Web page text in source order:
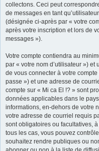
collectons. Ceci peut
de messages en tant
(désignée ci-après par « votre
après votre inscription et lors de
messages »).
Votre compte contiendra au
par « votre nom d’utilisateur »)
de vous connecter à votre
passe ») et une adresse de
compte sur « Mi ca El !? » sont
données applicables dans le
informations, en-dehors de votre
votre adresse de courriel requis
sont obligatoires ou facultatives,
tous les cas, vous pouvez
souhaitez rendre publiques ou